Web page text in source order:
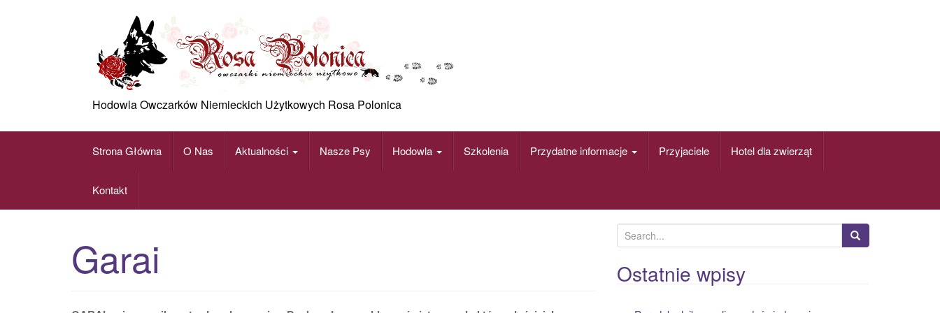
Hodowla Owczarków Niemieckich Użytkowych Rosa Polonica
Strona Główna O Nas Aktualności Nasze Psy Hodowla Szkolenia Przydatne informacje Przyjaciele Hotel dla zwierząt
Kontakt
Garai
e
a
r
Ostatnie wpisy